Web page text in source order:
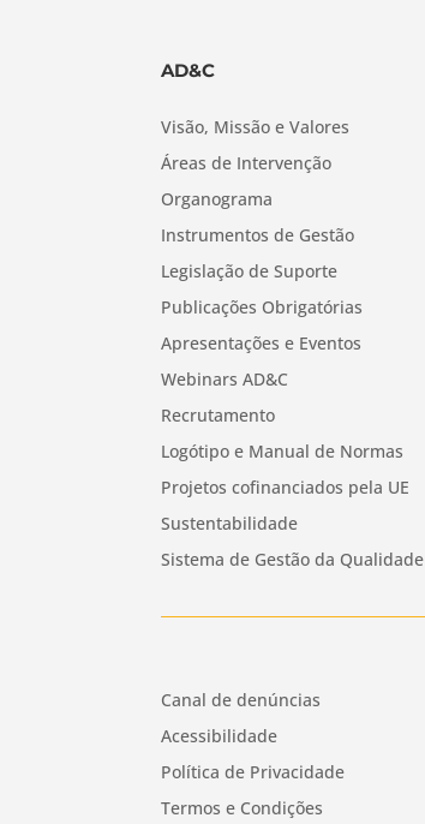
AD&C
Visão, Missão e Valores
Áreas de Intervenção
Organograma
Instrumentos de Gestão
Legislação de Suporte
Publicações Obrigatórias
Apresentações e Eventos
Webinars AD&C
Recrutamento
Logótipo e Manual de Normas
Projetos cofinanciados pela UE
Sustentabilidade
Sistema de Gestão da Qualidade
Canal de denúncias
Acessibilidade
Política de Privacidade
Termos e Condições